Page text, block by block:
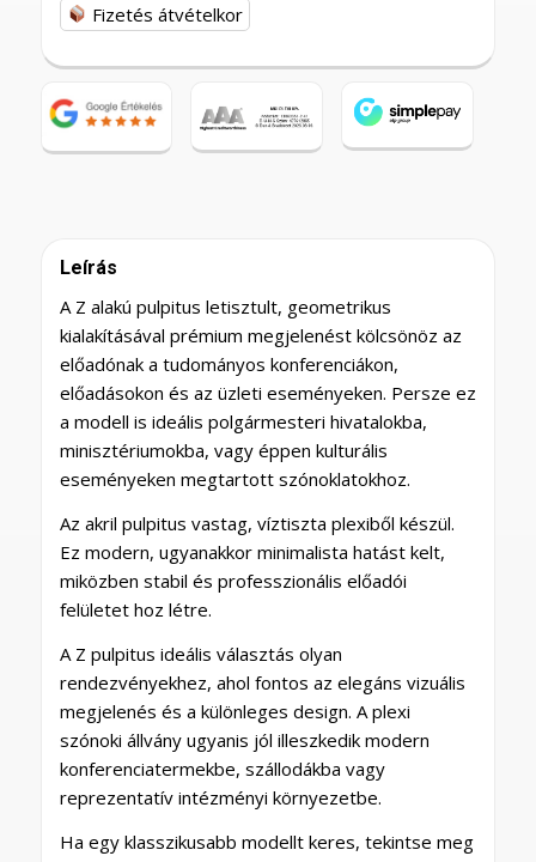
Fizetés átvételkor
Leírás
A Z alakú pulpitus letisztult, geometrikus
kialakításával prémium megjelenést kölcsönöz az
előadónak a tudományos konferenciákon,
előadásokon és az üzleti eseményeken. Persze ez
a modell is ideális polgármesteri hivatalokba,
minisztériumokba, vagy éppen kulturális
eseményeken megtartott szónoklatokhoz.
Az akril pulpitus vastag, víztiszta plexiből készül.
Ez modern, ugyanakkor minimalista hatást kelt,
miközben stabil és professzionális előadói
felületet hoz létre.
A Z pulpitus ideális választás olyan
rendezvényekhez, ahol fontos az elegáns vizuális
megjelenés és a különleges design. A plexi
szónoki állvány ugyanis jól illeszkedik modern
konferenciatermekbe, szállodákba vagy
reprezentatív intézményi környezetbe.
Ha egy klasszikusabb modellt keres, tekintse meg